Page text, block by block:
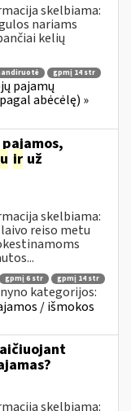
skelbiama:
nariams
kelių
gpmį 14 str
pajamų
abėcėlę) »
ir už
skelbiama:
reiso metu
gpmį 6 str
gpmį 14 str
kategorijos:
/ išmokos
skelbiama: